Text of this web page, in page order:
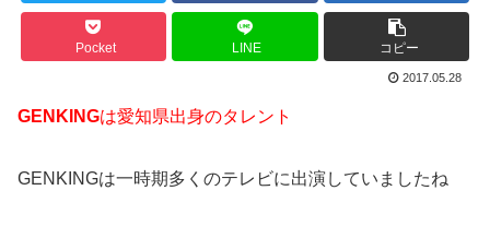
Pocket LINE コピー
2017.05.28
GENKINGは愛知県出身のタレント
GENKINGは一時期多くのテレビに出演していましたね